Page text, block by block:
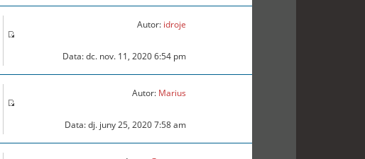
Autor: idroje
Data: dc. nov. 11, 2020 6:54 pm
Autor: Marius
Data: dj. juny 25, 2020 7:58 am